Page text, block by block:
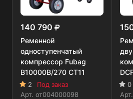
140 790
Ременной
одноступенчатый
компрессор Fubag
B10000B/270 CT11
2
Под заказ
Арт. от004000098
0
Арт.